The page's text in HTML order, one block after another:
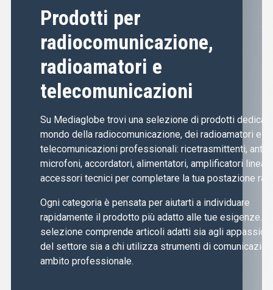
Prodotti per
radiocomunicazione,
radioamatori e
telecomunicazioni
Su Mediaglobe trovi una selezione di prodotti dedicati
mondo della radiocomunicazione, dei radioamatori e
telecomunicazioni professionali: ricetrasmittenti,
microfoni, accordatori, alimentatori, amplificatori
accessori tecnici per completare la tua postazione
Ogni categoria è pensata per aiutarti a individuare
rapidamente il prodotto più adatto alle tue esigenze.
selezione comprende articoli adatti sia agli
del settore sia a chi utilizza strumenti di
ambito professionale.